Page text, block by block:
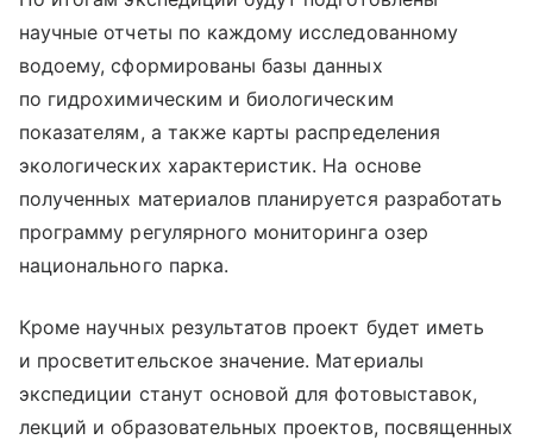
научные отчеты по каждому исследованному
водоему, сформированы базы данных
по гидрохимическим и биологическим
показателям, а также карты распределения
экологических характеристик. На основе
полученных материалов планируется разработать
программу регулярного мониторинга озер
национального парка.
Кроме научных результатов проект будет иметь
и просветительское значение. Материалы
экспедиции станут основой для фотовыставок,
лекций и образовательных проектов, посвященных